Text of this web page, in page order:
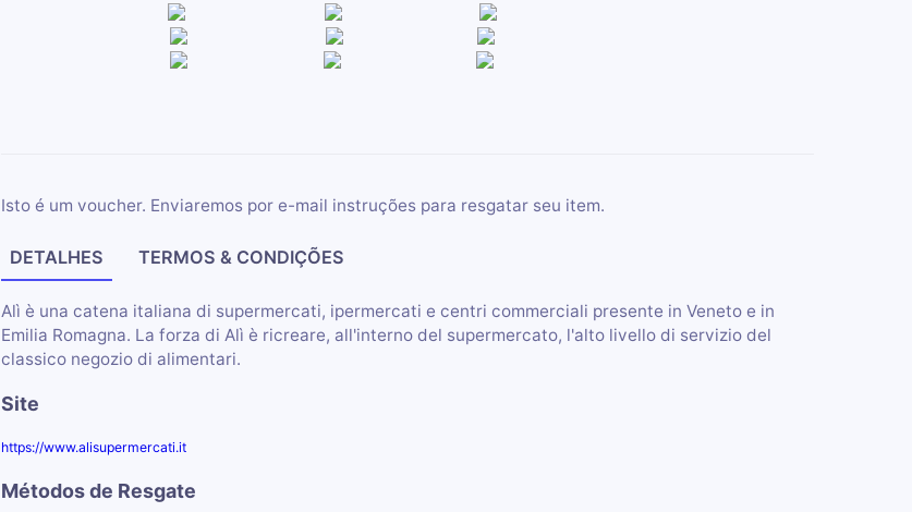
Isto é um voucher. Enviaremos por e-mail instruções para resgatar seu item.
DETALHES TERMOS & CONDIÇÕES
Alì è una catena italiana di supermercati, ipermercati e centri commerciali presente in Veneto e in
Emilia Romagna. La forza di Alì è ricreare, all'interno del supermercato, l'alto livello di servizio del
classico negozio di alimentari.
Site
https://www.alisupermercati.it
Métodos de Resgate